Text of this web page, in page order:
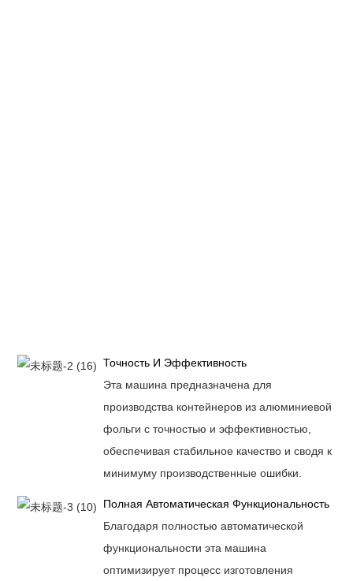
Точность И Эффективность
Эта машина предназначена для
производства контейнеров из алюминиевой
фольги с точностью и эффективностью,
обеспечивая стабильное качество и сводя к
минимуму производственные ошибки.
Полная Автоматическая Функциональность
Благодаря полностью автоматической
функциональности эта машина
оптимизирует процесс изготовления